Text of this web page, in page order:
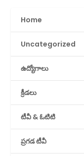
Home
Uncategorized
ఉద్యోగాలు
క్రీడలు
టీవీ & ఓటిటి
ప్రగడ టీవీ